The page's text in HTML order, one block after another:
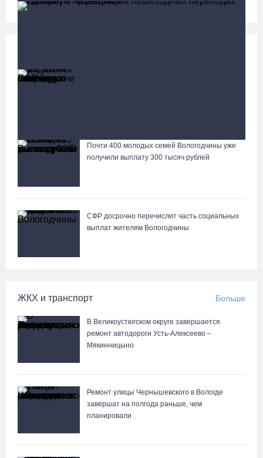
Лазерную проекцию на пешеходных переходах сделают в
Почти 400 молодых семей Вологодчины уже
получили выплату 300 тысяч рублей
СФР досрочно перечислит часть социальных
выплат жителям Вологодчины
ЖКХ и транспорт Больше
В Великоустюгском округе завершается
ремонт автодороги Усть-Алексеево –
Мякинницыно
Ремонт улицы Чернышевского в Вологде
завершат на полгода раньше, чем
планировали